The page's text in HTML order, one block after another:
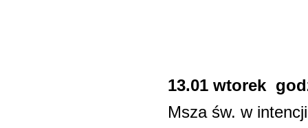
13.01 wtorek
Msza św. w